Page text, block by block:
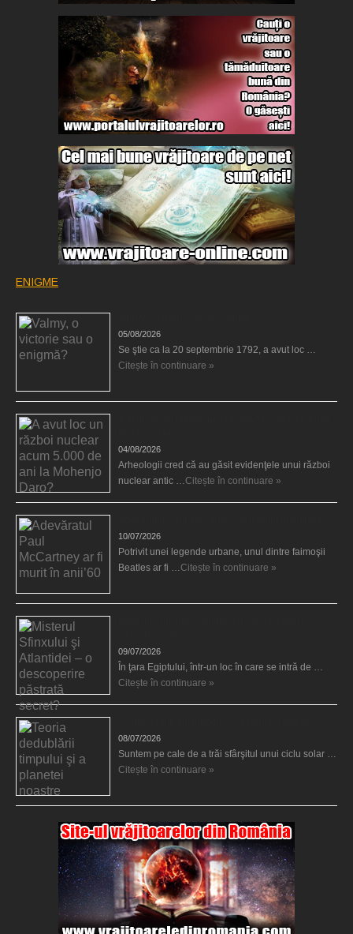
ENIGME
05/08/2026
Se ştie ca la 20 septembrie 1792, a avut loc …
Citește în continuare »
04/08/2026
Arheologii cred că au găsit evidenţele unui război
nuclear antic …Citește în continuare »
10/07/2026
Potrivit unei legende urbane, unul dintre faimoşii
Beatles ar fi …Citește în continuare »
09/07/2026
În ţara Egiptului, într-un loc în care se intră de …
Citește în continuare »
08/07/2026
Suntem pe cale de a trăi sfârşitul unui ciclu solar …
Citește în continuare »